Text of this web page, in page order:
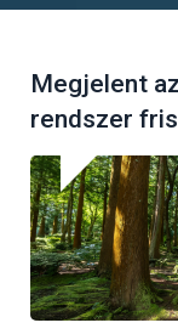
Megjelent
rendszer